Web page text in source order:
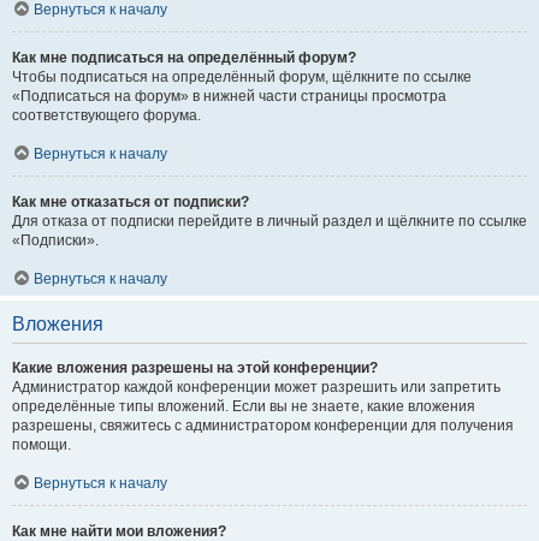
Вернуться к началу
Как мне подписаться на определённый форум?
Чтобы подписаться на определённый форум, щёлкните по ссылке
«Подписаться на форум» в нижней части страницы просмотра
соответствующего форума.
Вернуться к началу
Как мне отказаться от подписки?
Для отказа от подписки перейдите в личный раздел и щёлкните по ссылке
«Подписки».
Вернуться к началу
Вложения
Какие вложения разрешены на этой конференции?
Администратор каждой конференции может разрешить или запретить
определённые типы вложений. Если вы не знаете, какие вложения
разрешены, свяжитесь с администратором конференции для получения
помощи.
Вернуться к началу
Как мне найти мои вложения?